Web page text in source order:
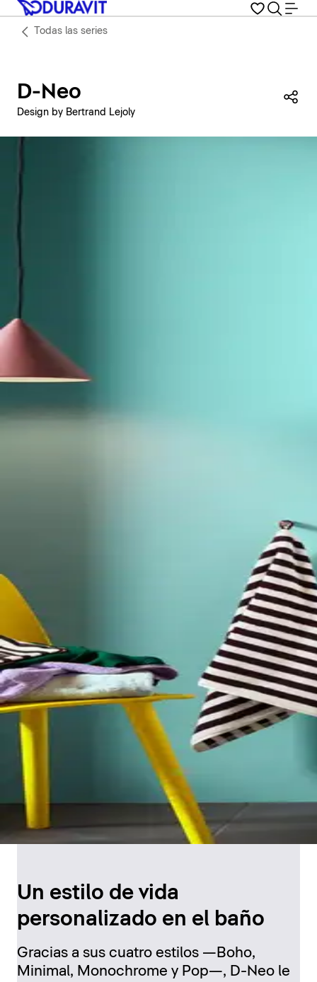
Todas las series
D-Neo
Design by Bertrand Lejoly
Un estilo de vida
personalizado en el baño
Gracias a sus cuatro estilos —Boho,
Minimal, Monochrome y Pop—, D-Neo le